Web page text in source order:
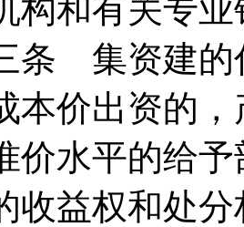
构和有关专
集资建的住
本价出资的
价水平的给
收益权和处